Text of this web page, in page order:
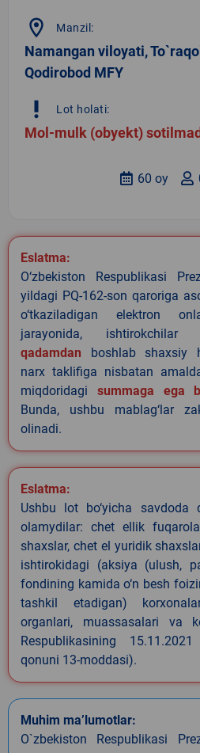
location_on Manzil:
Namangan viloyati,
Qodirobod MFY
priority_high Lot holati:
Mol-mulk (obyekt)
60 oy
Eslatma:
O‘zbekiston Respublikasi
yildagi PQ-162-son qaroriga
o‘tkaziladigan elektron
jarayonida,
qadamdan boshlab shaxsiy
narx taklifiga nisbatan
miqdoridagi summaga ega
Bunda, ushbu mablag‘lar
olinadi.
Eslatma:
Ushbu lot bo‘yicha savdoda
olamydilar: chet ellik
shaxslar, chet el yuridik
ishtirokidagi (aksiya (ulush,
fondining kamida o‘n besh
tashkil etadigan)
organlari, muassasalari va
Respublikasining
qonuni 13-moddasi).
Muhim ma’lumotlar:
O`zbekiston Respublikasi